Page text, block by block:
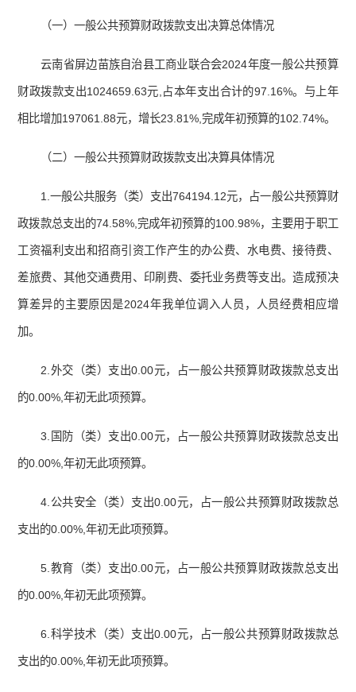
（一）一般公共预算财政拨款支出决算总体情况
云南省屏边苗族自治县工商业联合会2024年度一般公共预算
财政拨款支出1024659.63元,占本年支出合计的97.16%。与上年
相比增加197061.88元，增长23.81%,完成年初预算的102.74%。
（二）一般公共预算财政拨款支出决算具体情况
1.一般公共服务（类）支出764194.12元，占一般公共预算财
政拨款总支出的74.58%,完成年初预算的100.98%，主要用于职工
工资福利支出和招商引资工作产生的办公费、水电费、接待费、
差旅费、其他交通费用、印刷费、委托业务费等支出。造成预决
算差异的主要原因是2024年我单位调入人员，人员经费相应增
加。
2.外交（类）支出0.00元，占一般公共预算财政拨款总支出
的0.00%,年初无此项预算。
3.国防（类）支出0.00元，占一般公共预算财政拨款总支出
的0.00%,年初无此项预算。
4.公共安全（类）支出0.00元，占一般公共预算财政拨款总
支出的0.00%,年初无此项预算。
5.教育（类）支出0.00元，占一般公共预算财政拨款总支出
的0.00%,年初无此项预算。
6.科学技术（类）支出0.00元，占一般公共预算财政拨款总
支出的0.00%,年初无此项预算。